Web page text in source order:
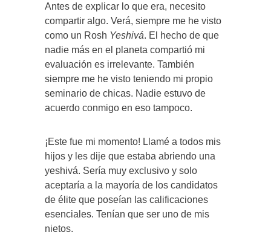
Antes de explicar lo que era, necesito
compartir algo. Verá, siempre me he visto
como un Rosh Yeshivá. El hecho de que
nadie más en el planeta compartió mi
evaluación es irrelevante. También
siempre me he visto teniendo mi propio
seminario de chicas. Nadie estuvo de
acuerdo conmigo en eso tampoco.
¡Este fue mi momento! Llamé a todos mis
hijos y les dije que estaba abriendo una
yeshivá. Sería muy exclusivo y solo
aceptaría a la mayoría de los candidatos
de élite que poseían las calificaciones
esenciales. Tenían que ser uno de mis
nietos.